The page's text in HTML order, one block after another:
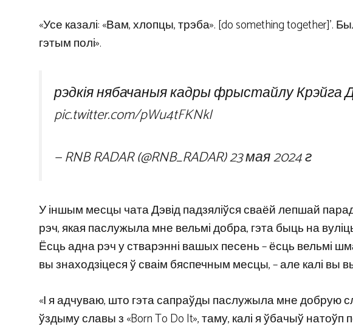
«Усе казалі: «Вам, хлопцы, трэба». [do something together]’.
гэтым полі».
рэдкія нябачаныя кадры фрыстайлу Крэйга
pic.twitter.com/pWu4tFKNkI
— RNB RADAR (@RNB_RADAR)23 мая 2024 г
У іншым месцы чата Дэвід падзяліўся сваёй лепшай
рэч, якая паслужыла мне вельмі добра, гэта быць на
Ёсць адна рэч у стварэнні вашых песень – ёсць вельмі
вы знаходзіцеся ў сваім бяспечным месцы, – але калі вы
«І я адчуваю, што гэта сапраўды паслужыла мне добрую
ўздыму славы з «Born To Do It», таму, калі я ўбачыў натоўп